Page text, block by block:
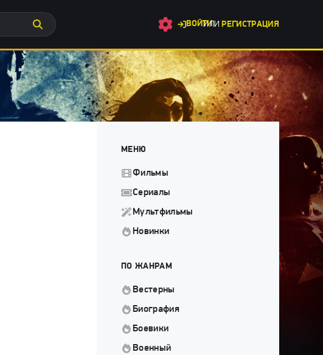
ВОЙТИ
ИЛИ РЕГИСТРАЦИЯ
МЕНЮ
Фильмы
Сериалы
Мультфильмы
Новинки
ПО ЖАНРАМ
Вестерны
Биография
Боевики
Военный